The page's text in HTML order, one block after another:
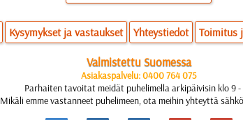
Kysymykset ja vastaukset Yhteystiedot Toimitus
Valmistettu Suomessa
Asiakaspalvelu: 0400 764 075
Parhaiten tavoitat meidät puhelimella arkipäivisin klo 9 -
Mikäli emme vastanneet puhelimeen, ota meihin yhteyttä